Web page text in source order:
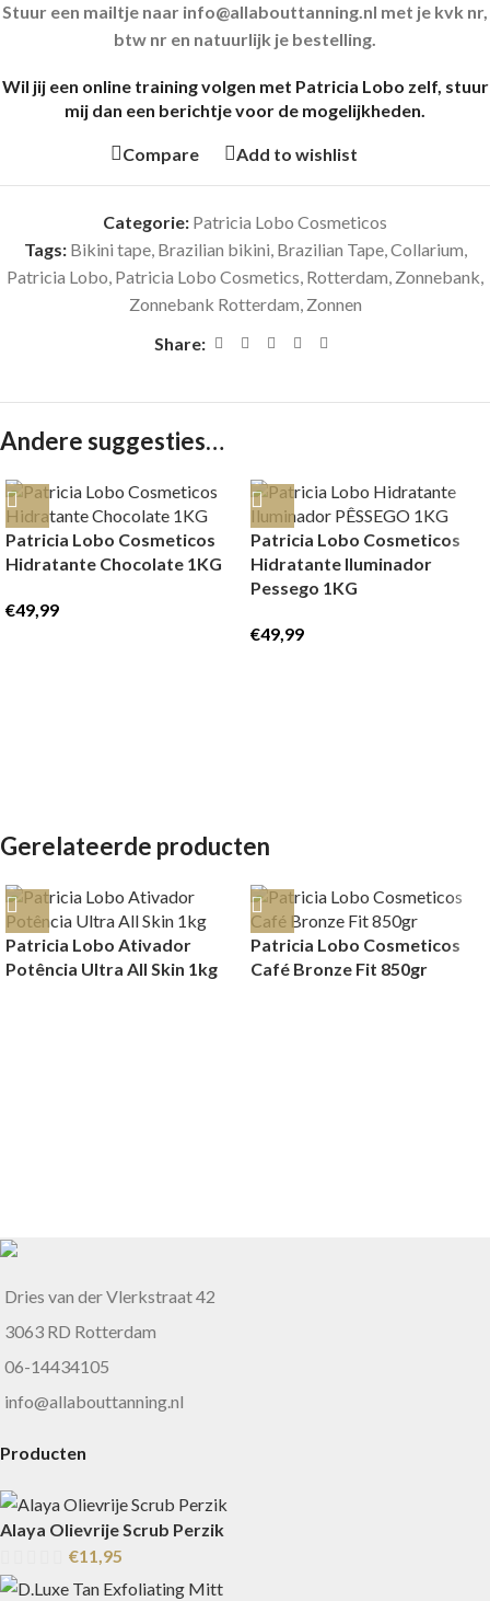
Stuur een mailtje naar info@allabouttanning.nl met je kvk nr,
btw nr en natuurlijk je bestelling.
Wil jij een online training volgen met Patricia Lobo zelf, stuur
mij dan een berichtje voor de mogelijkheden.
Compare Add to wishlist
Categorie: Patricia Lobo Cosmeticos
Tags: Bikini tape, Brazilian bikini, Brazilian Tape,Collarium,
Patricia Lobo, Patricia Lobo Cosmetics, Rotterdam, Zonnebank,
Zonnebank Rotterdam, Zonnen
Share:
Andere suggesties…
Patricia Lobo Cosmeticos
Hidratante Chocolate 1KG
€49,99
Patricia Lobo Cosmeticos
Hidratante Iluminador
Pessego 1KG
€49,99
Gerelateerde producten
Patricia Lobo Ativador
Potência Ultra All Skin 1kg
Patricia Lobo Cosmeticos
Café Bronze Fit 850gr
Dries van der Vlerkstraat 42
3063 RD Rotterdam
06-14434105
info@allabouttanning.nl
Producten
Alaya Olievrije Scrub Perzik
€11,95